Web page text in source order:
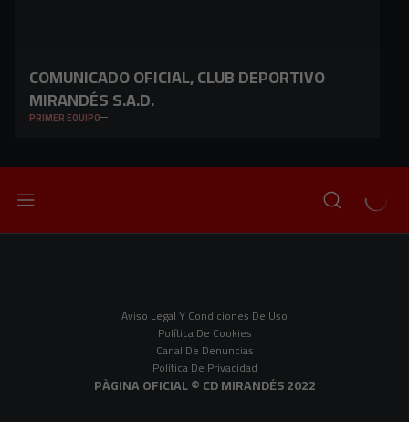
COMUNICADO OFICIAL, CLUB DEPORTIVO
MIRANDÉS S.A.D.
PRIMER EQUIPO
Aviso Legal Y Condiciones De Uso
Política De Cookies
Canal De Denuncias
Política De Privacidad
PÀGINA OFICIAL © CD MIRANDÉS 2022